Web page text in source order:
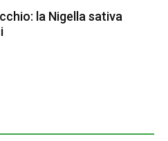
la Nigella sativa